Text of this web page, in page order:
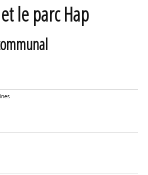
le parc Hap